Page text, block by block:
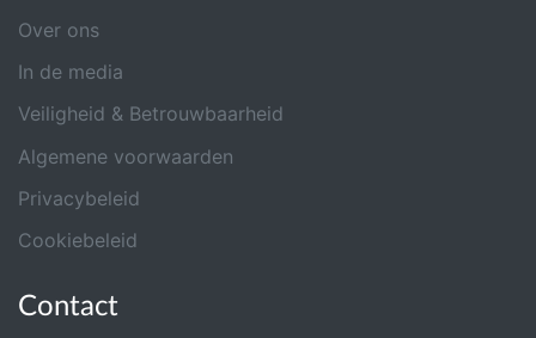
Over ons
In de media
Veiligheid & Betrouwbaarheid
Algemene voorwaarden
Privacybeleid
Cookiebeleid
Contact